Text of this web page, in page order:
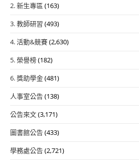
2. 新生專區 (163)
3. 教師研習 (493)
4. 活動&競賽(2,630)
5. 榮譽榜(182)
6. 獎助學金(481)
人事室公告(138)
公告來文(3,171)
圖書館公告(433)
學務處公告(2,721)